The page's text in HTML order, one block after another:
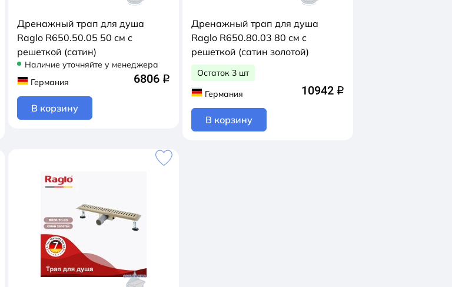
Дренажный трап для душа
Raglo R650.50.05 50 см с
решеткой (сатин)
Наличие уточняйте у менеджера
Германия
6806 q
В корзину
Дренажный трап для душа
Raglo R650.80.03 80 см с
решеткой (сатин золотой)
Остаток 3 шт
Германия
10942 q
В корзину